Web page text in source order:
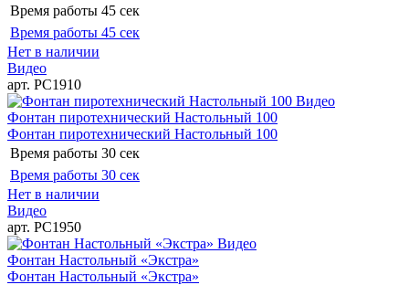
Время работы 45 сек
Время работы 45 сек
Нет в наличии
Видео
арт. РС1910
Видео
Фонтан пиротехнический Настольный 100
Фонтан пиротехнический Настольный 100
Время работы 30 сек
Время работы 30 сек
Нет в наличии
Видео
арт. РС1950
Видео
Фонтан Настольный «Экстра»
Фонтан Настольный «Экстра»